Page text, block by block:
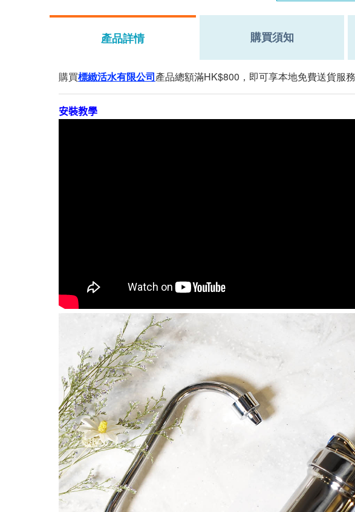
產品詳情 購買須知
購買標緻活水有限公司產品總額滿HK$800，即可享本地免費送貨服
安裝教學